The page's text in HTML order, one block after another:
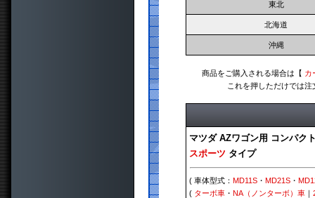
東北
北海道
沖縄
商品をご購入される場合は【 カ
これを押しただけでは
マツダ AZワゴン用 コンパク
スポーツ タイプ
( 車体型式：MD11S ・MD21S ・
( ターボ車 ・NA（ノンターボ）車 ｜